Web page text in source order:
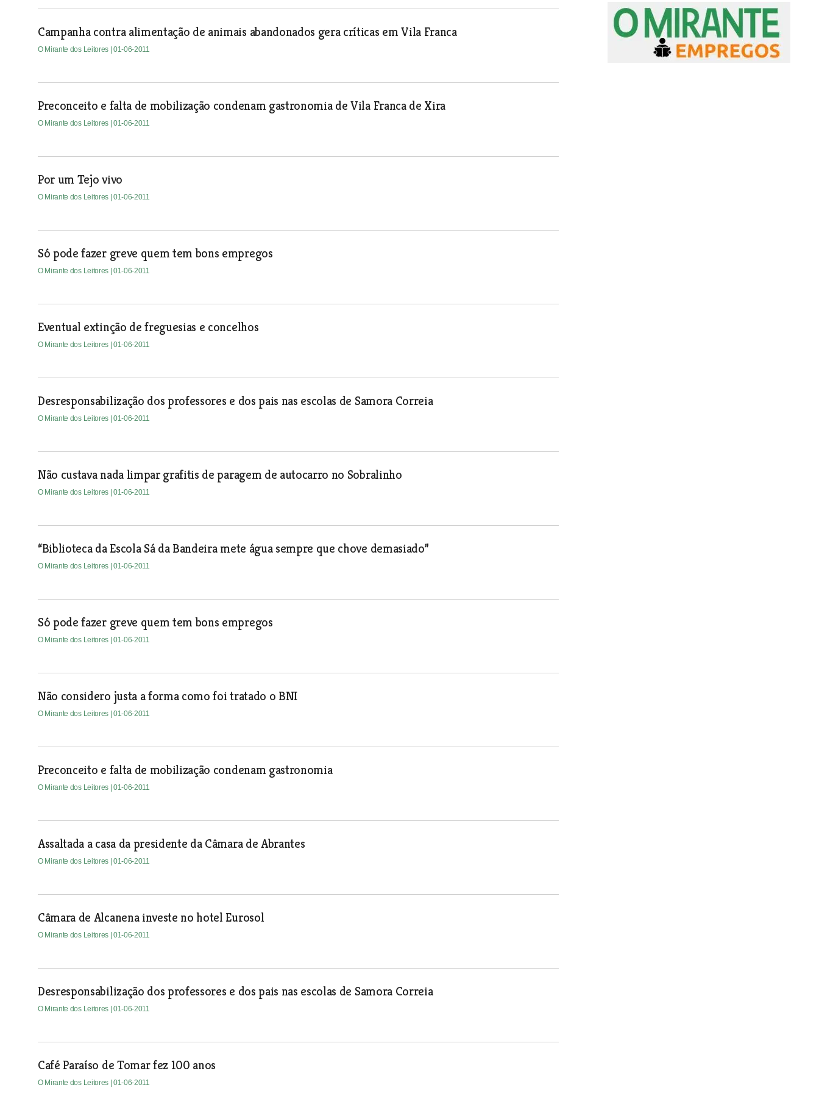
Campanha contra alimentação de animais abandonados gera críticas em Vila Franca
O Mirante dos Leitores | 01-06-2011
Preconceito e falta de mobilização condenam gastronomia de Vila Franca de Xira
O Mirante dos Leitores | 01-06-2011
Por um Tejo vivo
O Mirante dos Leitores | 01-06-2011
Só pode fazer greve quem tem bons empregos
O Mirante dos Leitores | 01-06-2011
Eventual extinção de freguesias e concelhos
O Mirante dos Leitores | 01-06-2011
Desresponsabilização dos professores e dos pais nas escolas de Samora Correia
O Mirante dos Leitores | 01-06-2011
Não custava nada limpar grafitis de paragem de autocarro no Sobralinho
O Mirante dos Leitores | 01-06-2011
“Biblioteca da Escola Sá da Bandeira mete água sempre que chove demasiado”
O Mirante dos Leitores | 01-06-2011
Só pode fazer greve quem tem bons empregos
O Mirante dos Leitores | 01-06-2011
Não considero justa a forma como foi tratado o BNI
O Mirante dos Leitores | 01-06-2011
Preconceito e falta de mobilização condenam gastronomia
O Mirante dos Leitores | 01-06-2011
Assaltada a casa da presidente da Câmara de Abrantes
O Mirante dos Leitores | 01-06-2011
Câmara de Alcanena investe no hotel Eurosol
O Mirante dos Leitores | 01-06-2011
Desresponsabilização dos professores e dos pais nas escolas de Samora Correia
O Mirante dos Leitores | 01-06-2011
Café Paraíso de Tomar fez 100 anos
O Mirante dos Leitores | 01-06-2011